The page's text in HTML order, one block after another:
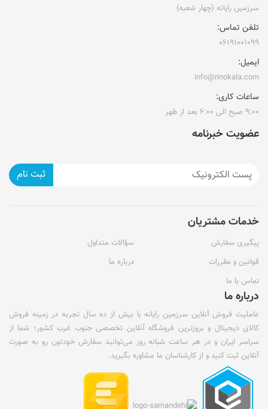
سرزمین رایانه (چهار شعبه)
تلفن تماس:
۰۶۱۹۱۰۰۱۰۹۹
ایمیل:
info@rinokala.com
ساعات کاری:
۹:۰۰ صبح الی ۶:۰۰ بعد از ظهر
عضویت خبرنامه
ثبت نام
خدمات مشتریان
پیگیری سفارش
سؤالات متداول
قوانین و مقررات
درباره ما
تماس با ما
درباره ما
عاملیت فروش آنلاین سرزمین رایانه با بیش از ده سال تجربه در زمینه فروش
کالای دیجیتال و بروزترین فروشگاه آنلاین تخصصی جنوب غرب کشور؛ شما از
سراسر ایران و در هر ساعت شبانه روز می‌توانید سفارش خودتون رو به صورت
آنلاین ثبت کنید و از کارشناسان ما مشاوره بگیرید.